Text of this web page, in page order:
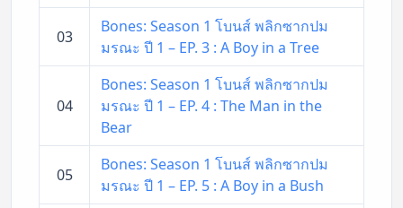
03
Bones: Season 1 โบนส์ พลิกซากปม
มรณะ ปี 1 – EP. 3 : A Boy in a Tree
04
Bones: Season 1 โบนส์ พลิกซากปม
มรณะ ปี 1 – EP. 4 : The Man in the
Bear
05
Bones: Season 1 โบนส์ พลิกซากปม
มรณะ ปี 1 – EP. 5 : A Boy in a Bush